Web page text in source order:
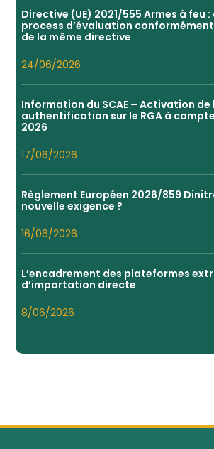
Directive (UE) 2021/555 Armes à feu
process d’évaluation
de la même directive
24/06/2026
Information du SCAE – Activation de
authentification sur le RGA à
2026
17/06/2026
Règlement Européen 2026/859
nouvelle exigence ?
16/06/2026
L’encadrement des plateformes
d’importation directe
8/06/2026